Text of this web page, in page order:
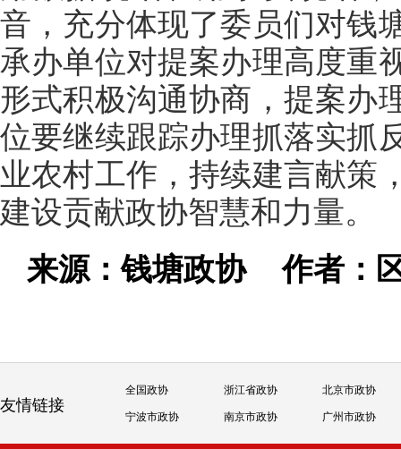
音，充分体现了委员们对钱
承办单位对提案办理高度重
形式积极沟通协商，提案办
位要继续跟踪办理抓落实抓
业农村工作，持续建言献策
建设贡献政协智慧和力量。
来源：钱塘政协作者：
友情链接
全国政协 浙江省政协 北京市政协
宁波市政协 南京市政协 广州市政协